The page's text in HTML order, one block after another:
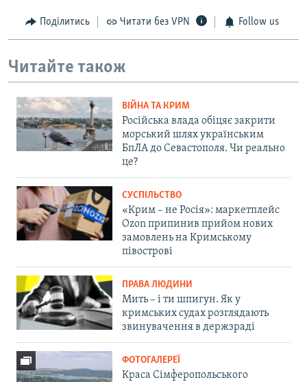
Поділитись Читати без VPN Follow us
Читайте також
ВІЙНА ТА КРИМ
Російська влада обіцяє закрити
морський шлях українським
БпЛА до Севастополя. Чи реально
це?
СУСПІЛЬСТВО
«Крим – не Росія»: маркетплейс
Ozon припинив прийом нових
замовлень на Кримському
півострові
ПРАВА ЛЮДИНИ
Мить – і ти шпигун. Як у
кримських судах розглядають
звинувачення в держзраді
ФОТОГАЛЕРЕЇ
Краса Сімферопольського